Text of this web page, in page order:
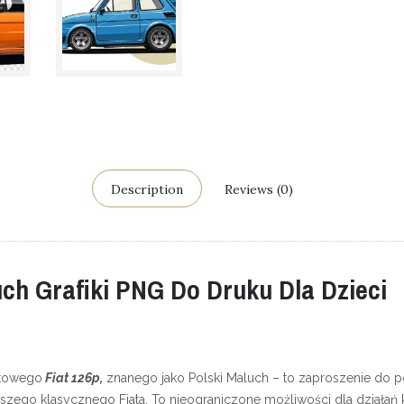
Description Reviews (0)
Grafiki PNG Do Druku Dla Dzieci
Fiat126p, znanego jako Polski Maluch – to zaproszenie do
klasycznego Fiata. To nieograniczone możliwości dla